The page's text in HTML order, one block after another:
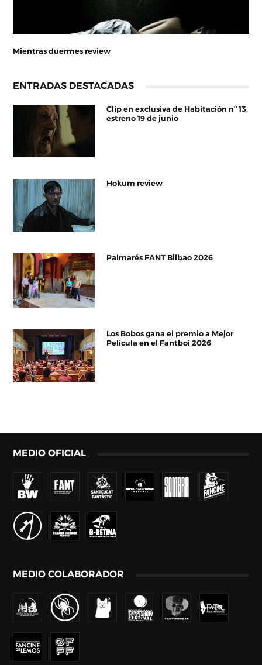
Mientras duermes review
ENTRADAS DESTACADAS
Clip en exclusiva de Habitación nº 13,
estreno 19 de junio
Hokum review
Palmarés FANT Bilbao 2026
Los Bobos gana el premio a Mejor
Película en el Fantboi 2026
MEDIO OFICIAL
MEDIO COLABORADOR